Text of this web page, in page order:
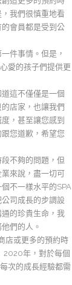
我們很慎重地看
會員都是受到公
件事情。但是，
愛的孩子們提供更
這不僅僅是一個
店家，也讓我們
，甚至讓您感到
您道歉，希望您
不夠的問題，但
來說，盡一切可
不一樣水平的SPA
司成長的步調設
的珍貴生命，我
們的人。
店或更多的預約時
2020年，對於每個
次的成長經驗都需